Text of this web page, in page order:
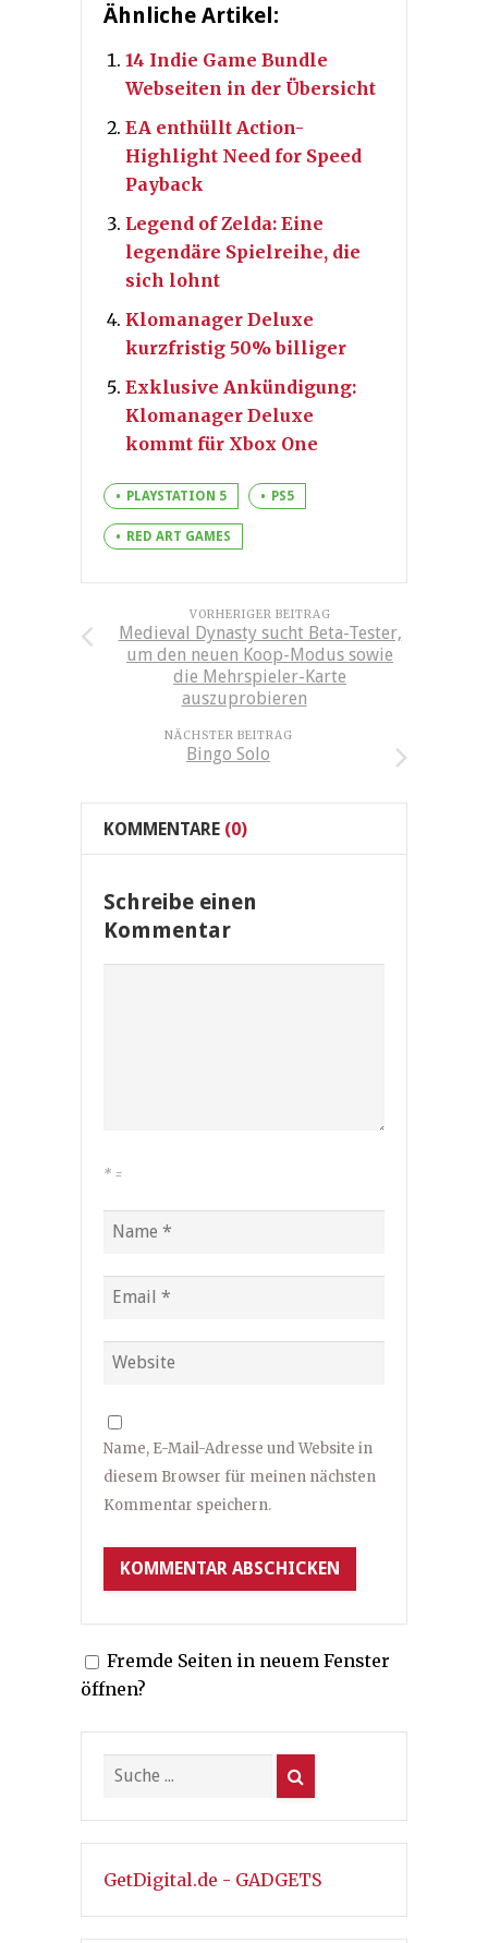
Ähnliche Artikel:
14 Indie Game Bundle
Webseiten in der Übersicht
EA enthüllt Action-
Highlight Need for Speed
Payback
Legend of Zelda: Eine
legendäre Spielreihe, die
sich lohnt
Klomanager Deluxe
kurzfristig 50% billiger
Exklusive Ankündigung:
Klomanager Deluxe
kommt für Xbox One
PLAYSTATION 5 PS5
RED ART GAMES
VORHERIGER BEITRAG
Medieval Dynasty sucht Beta-Tester,
um den neuen Koop-Modus sowie
die Mehrspieler-Karte
auszuprobieren
NÄCHSTER BEITRAG
Bingo Solo
KOMMENTARE (0)
Schreibe einen
Kommentar
* =
Name, E-Mail-Adresse und Website in
diesem Browser für meinen nächsten
Kommentar speichern.
Fremde Seiten in neuem Fenster
öffnen?
GetDigital.de - GADGETS